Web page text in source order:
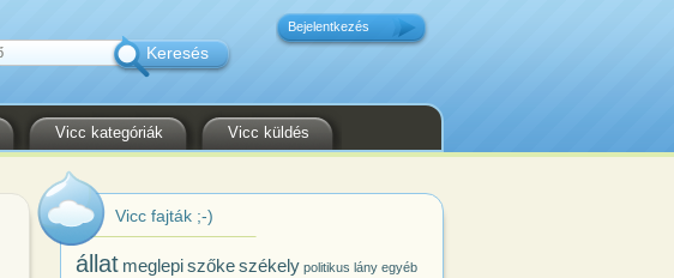
Vicc kategóriák Vicc küldés
Bejelentkezés
Vicc fajták ;-)
állat meglepiszőkeszékely politikus lány egyéb